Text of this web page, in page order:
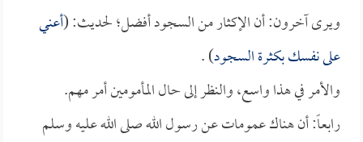
ويرى آخرون: أن الإكثار من السجود أفضل؛ لحديث: (أعني
على نفسك بكثرة السجود) .
والأمر في هذا واسع، والنظر إلى حال المأمومين أمر مهم.
رابعاً: أن هناك عمومات عن رسول الله صلى الله عليه وسلم